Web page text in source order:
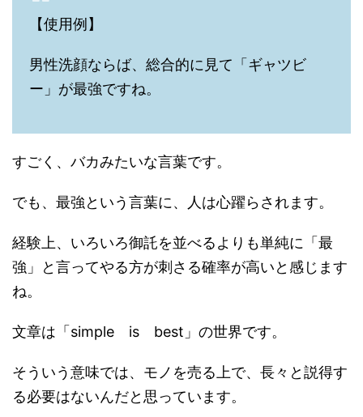
【使用例】
男性洗顔ならば、総合的に見て「ギャツビ
ー」が最強ですね。
すごく、バカみたいな言葉です。
でも、最強という言葉に、人は心躍らされます。
経験上、いろいろ御託を並べるよりも単純に「最
強」と言ってやる方が刺さる確率が高いと感じます
ね。
文章は「simple is best」の世界です。
そういう意味では、モノを売る上で、長々と説得す
る必要はないんだと思っています。